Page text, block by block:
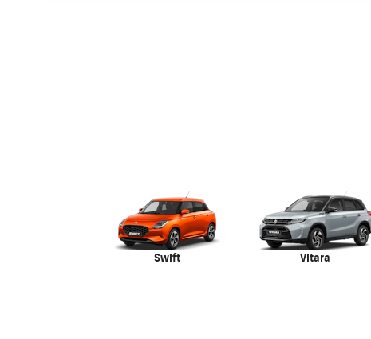
Swift Vitara